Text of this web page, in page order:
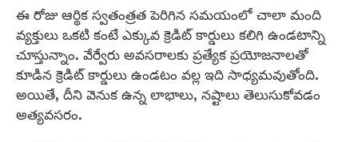
ఈ రోజు ఆర్థిక స్వతంత్రత పెరిగిన సమయంలో చాలా మంది
వ్యక్తులు ఒకటి కంటే ఎక్కువ క్రెడిట్ కార్డులు కలిగి ఉండటాన్ని
చూస్తున్నాం. వేర్వేరు అవసరాలకు ప్రత్యేక ప్రయోజనాలతో
కూడిన క్రెడిట్ కార్డులు ఉండటం వల్ల ఇది సాధ్యమవుతోంది.
అయితే, దీని వెనుక ఉన్న లాభాలు, నష్టాలు తెలుసుకోవడం
అత్యవసరం.